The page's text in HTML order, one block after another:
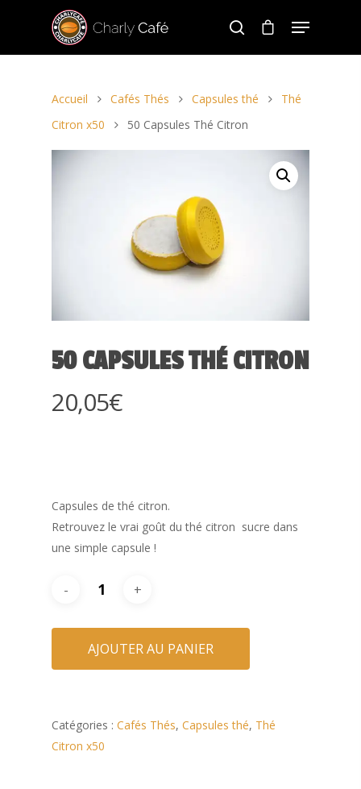
Hit enter to search or ESC to close
Accueil Cafés Thés Capsules thé
Thé
Citron x50
50 Capsules Thé Citron
50 CAPSULES THÉ CITRON
20,05€
Capsules de thé citron.
Retrouvez le vrai goût du thé citron sucre dans
une simple capsule !
AJOUTER AU PANIER
Catégories : Cafés Thés, Capsules thé, Thé
Citron x50